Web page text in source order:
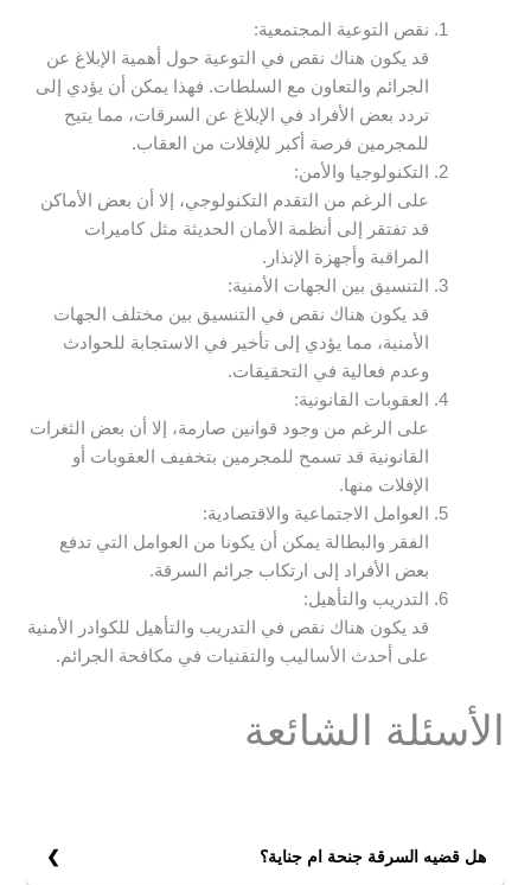
نقص التوعية المجتمعية:
قد يكون هناك نقص في التوعية حول أهمية الإبلاغ عن
الجرائم والتعاون مع السلطات. فهذا يمكن أن يؤدي إلى
تردد بعض الأفراد في الإبلاغ عن السرقات، مما يتيح
للمجرمين فرصة أكبر للإفلات من العقاب.
التكنولوجيا والأمن:
على الرغم من التقدم التكنولوجي، إلا أن بعض الأماكن
قد تفتقر إلى أنظمة الأمان الحديثة مثل كاميرات
المراقبة وأجهزة الإنذار.
التنسيق بين الجهات الأمنية:
قد يكون هناك نقص في التنسيق بين مختلف الجهات
الأمنية، مما يؤدي إلى تأخير في الاستجابة للحوادث
وعدم فعالية في التحقيقات.
العقوبات القانونية:
على الرغم من وجود قوانين صارمة، إلا أن بعض الثغرات
القانونية قد تسمح للمجرمين بتخفيف العقوبات أو
الإفلات منها.
العوامل الاجتماعية والاقتصادية:
الفقر والبطالة يمكن أن يكونا من العوامل التي تدفع
بعض الأفراد إلى ارتكاب جرائم السرقة.
التدريب والتأهيل:
قد يكون هناك نقص في التدريب والتأهيل للكوادر الأمنية
على أحدث الأساليب والتقنيات في مكافحة الجرائم.
الأسئلة الشائعة
هل قضيه السرقة جنحة ام جناية؟